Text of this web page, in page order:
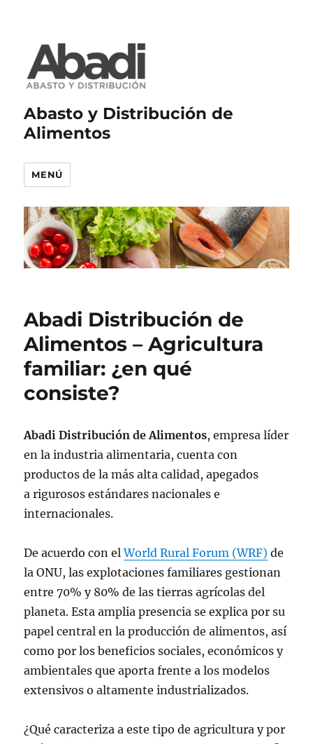
Abasto y Distribución de
Alimentos
MENÚ
Abadi Distribución de
Alimentos – Agricultura
familiar: ¿en qué
consiste?
Abadi Distribución de Alimentos, empresa líder
en la industria alimentaria, cuenta con
productos de la más alta calidad, apegados
a rigurosos estándares nacionales e
internacionales.
De acuerdo con elWorld Rural Forum (WRF) de
la ONU, las explotaciones familiares gestionan
entre 70% y 80% de las tierras agrícolas del
planeta. Esta amplia presencia se explica por su
papel central en la producción de alimentos, así
como por los beneficios sociales, económicos y
ambientales que aporta frente a los modelos
extensivos o altamente industrializados.
¿Qué caracteriza a este tipo de agricultura y por